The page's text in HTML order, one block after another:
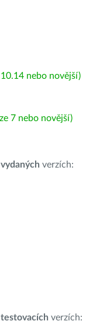
nebo novější)
7 nebo novější)
vydaných verzích:
testovacích verzích: